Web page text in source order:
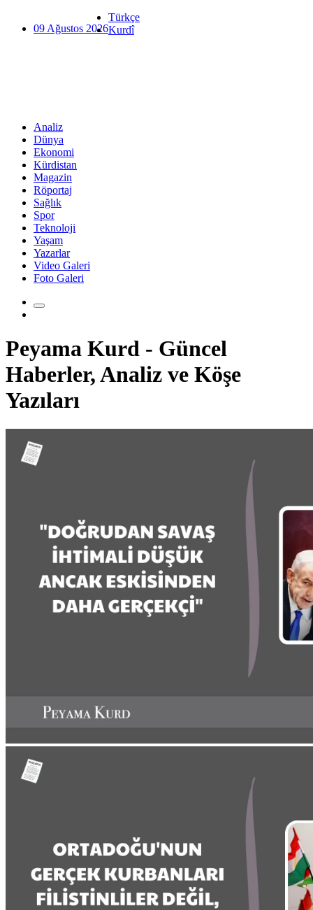
09 Ağustos 2026
Türkçe
Kurdî
Analiz
Dünya
Ekonomi
Kürdistan
Magazin
Röportaj
Sağlık
Spor
Teknoloji
Yaşam
Yazarlar
Video Galeri
Foto Galeri
Peyama Kurd - Güncel
Haberler, Analiz ve Köşe
Yazıları